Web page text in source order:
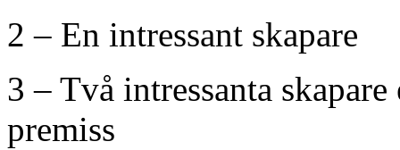
2 – En intressant skapare
3 – Två intressanta
premiss